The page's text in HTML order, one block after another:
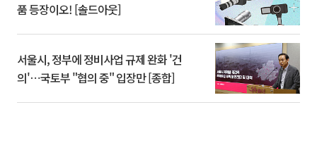
품 등장이오! [솔드아웃]
서울시, 정부에 정비사업 규제 완화 '건
의'⋯국토부 "협의 중" 입장만 [종합]